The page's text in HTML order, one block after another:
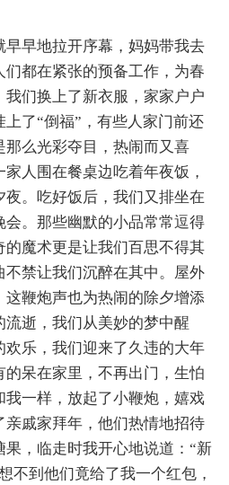
早早地拉开序幕，妈妈带我去
都在紧张的预备工作，为春
们换上了新衣服，家家户户
了“倒福”，有些人家门前还
么光彩夺目，热闹而又喜
人围在餐桌边吃着年夜饭，
。吃好饭后，我们又排坐在
会。那些幽默的小品常常逗得
魔术更是让我们百思不得其
禁让我们沉醉在其中。屋外
鞭炮声也为热闹的除夕增添
逝，我们从美妙的梦中醒
乐，我们迎来了久违的大年
呆在家里，不再出门，生怕
我一样，放起了小鞭炮，嬉戏
戚家拜年，他们热情地招待
，临走时我开心地说道：“新
不到他们竟给了我一个红包，